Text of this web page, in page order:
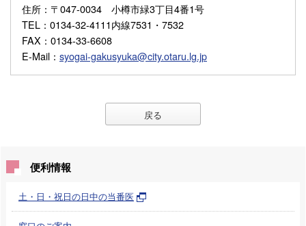
住所 ：〒047-0034 小樽市緑3丁目4番1号
TEL ：0134-32-4111内線7531・7532
FAX ：0134-33-6608
E-Mail ： syogai-gakusyuka@city.otaru.lg.jp
戻る
便利情報
土・日・祝日の日中の当番医